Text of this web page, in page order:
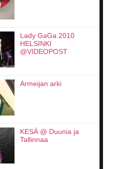
Lady GaGa 2010
HELSINKI
@VIDEOPOST
Armeijan arki
KESÄ @ Duunia ja
Tallinnaa